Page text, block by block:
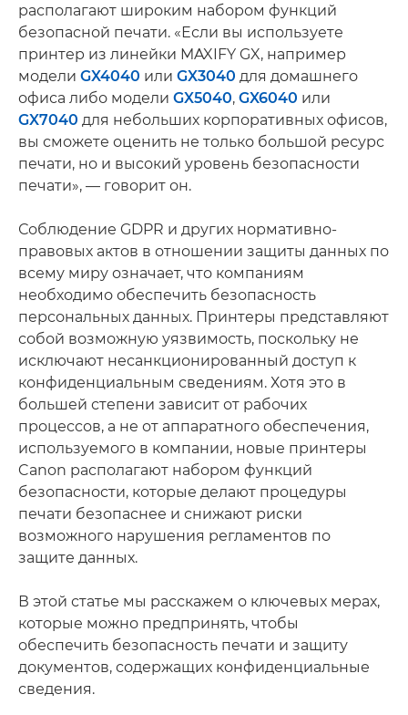
располагают широким набором функций
безопасной печати. «Если вы используете
принтер из линейки MAXIFY GX, например
модели GX4040 или GX3040 для домашнего
офиса либо модели GX5040, GX6040 или
GX7040 для небольших корпоративных офисов,
вы сможете оценить не только большой ресурс
печати, но и высокий уровень безопасности
печати», — говорит он.
Соблюдение GDPR и других нормативно-
правовых актов в отношении защиты данных по
всему миру означает, что компаниям
необходимо обеспечить безопасность
персональных данных. Принтеры представляют
собой возможную уязвимость, поскольку не
исключают несанкционированный доступ к
конфиденциальным сведениям. Хотя это в
большей степени зависит от рабочих
процессов, а не от аппаратного обеспечения,
используемого в компании, новые принтеры
Canon располагают набором функций
безопасности, которые делают процедуры
печати безопаснее и снижают риски
возможного нарушения регламентов по
защите данных.
В этой статье мы расскажем о ключевых мерах,
которые можно предпринять, чтобы
обеспечить безопасность печати и защиту
документов, содержащих конфиденциальные
сведения.